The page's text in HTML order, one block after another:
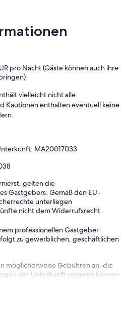
pro Nacht (Gäste können auch ihre
vielleicht nicht alle
Kautionen enthalten eventuell keine
MA20017033
gelten die
Gastgebers. Gemäß den EU-
unterliegen
nicht dem Widerrufsrecht.
professionellen Gastgeber
zu gewerblichen, geschäftlichen
möglicherweise Gebühren an, die
der Unterkunft variieren können.